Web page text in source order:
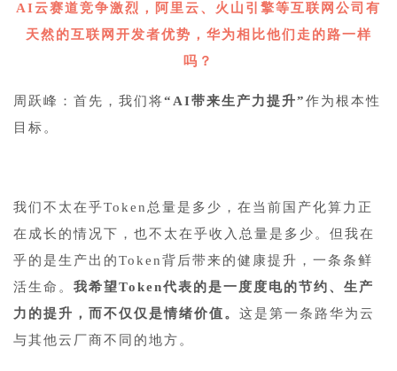
AI云赛道竞争激烈，阿里云、火山引擎等互联网公司有
天然的互联网开发者优势，华为相比他们走的路一样
吗？
周跃峰：首先，我们将“AI带来生产力提升”作为根本性
目标。
我们不太在乎Token总量是多少，在当前国产化算力正
在成长的情况下，也不太在乎收入总量是多少。但我在
乎的是生产出的Token背后带来的健康提升，一条条鲜
活生命。 我希望Token代表的是一度度电的节约、生产
力的提升，而不仅仅是情绪价值。 这是第一条路华为云
与其他云厂商不同的地方。